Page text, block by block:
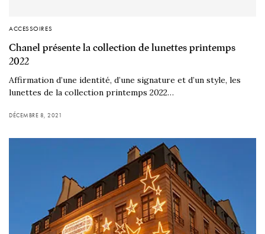
ACCESSOIRES
Chanel présente la collection de lunettes printemps
2022
Affirmation d’une identité, d’une signature et d’un style, les
lunettes de la collection printemps 2022…
DÉCEMBRE 8, 2021